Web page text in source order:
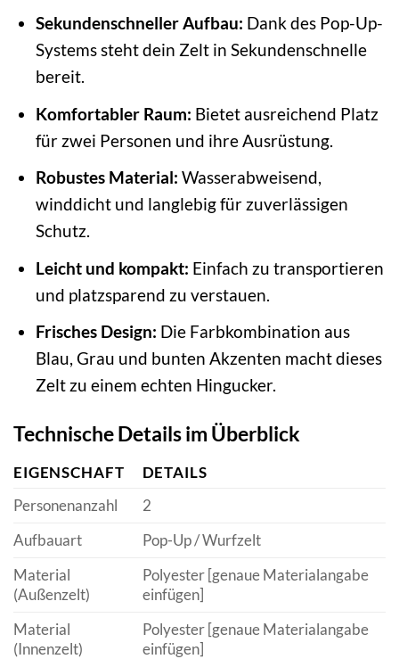
Sekundenschneller Aufbau: Dank des Pop-Up-
Systems steht dein Zelt in Sekundenschnelle
bereit.
Komfortabler Raum: Bietet ausreichend Platz
für zwei Personen und ihre Ausrüstung.
Robustes Material: Wasserabweisend,
winddicht und langlebig für zuverlässigen
Schutz.
Leicht und kompakt: Einfach zu transportieren
und platzsparend zu verstauen.
Frisches Design: Die Farbkombination aus
Blau, Grau und bunten Akzenten macht dieses
Zelt zu einem echten Hingucker.
Technische Details im Überblick
EIGENSCHAFT
DETAILS
Personenanzahl
2
Aufbauart
Pop-Up / Wurfzelt
Material
(Außenzelt)
Polyester [genaue Materialangabe
einfügen]
Material
(Innenzelt)
Polyester [genaue Materialangabe
einfügen]